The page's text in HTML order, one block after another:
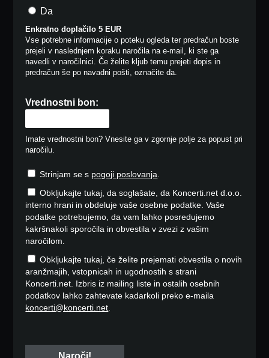
Da
Enkratno doplačilo 5 EUR
Vse potrebne informacije o poteku ogleda ter predračun boste
prejeli v naslednjem koraku naročila na e-mail, ki ste ga
navedli v naročilnici. Če želite kljub temu prejeti dopis in
predračun še po navadni pošti, označite da.
Vrednostni bon:
Imate vrednostni bon? Vnesite ga v zgornje polje za popust pri
naročilu.
Strinjam se s pogoji poslovanja.
Obkljukajte tukaj, da soglašate, da Koncerti.net d.o.o.
interno hrani in obdeluje vaše osebne podatke. Vaše
podatke potrebujemo, da vam lahko posredujemo
kakršnakoli sporočila in obvestila v zvezi z vašim
naročilom.
Obkljukajte tukaj, če želite prejemati obvestila o novih
aranžmajih, vstopnicah in ugodnostih s strani
Koncerti.net. Izbris iz mailing liste in ostalih osebnih
podatkov lahko zahtevate kadarkoli preko e-maila
koncerti@koncerti.net.